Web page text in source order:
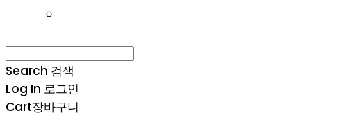
Search 검색
Log In 로그인
Cart장바구니